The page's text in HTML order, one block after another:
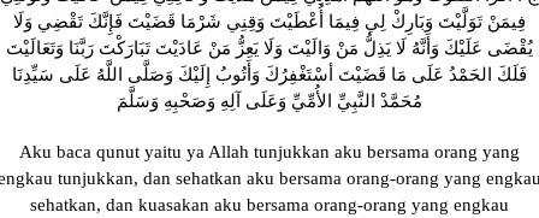
فِيمَنْ تَوَلَّيْتَ وَبَارِكْ لِي فِيمَا أُعْطَيْتَ وَقِنِي شَرْمَا قَضَيْتَ فَإِنَّكَ تَقْضِي وَلَا
يُقْضَى عَلَيْكَ وَأَنَّهُ لَا يَذِلُّ مَنْ وَالَيْتَ وَلَا يَعِزُّ مَنْ عَادَيْتَ تَبَارَكْتَ رَبَّنَا وَتَعَالَيْتَ
فَلَكَ الحَمْدُ عَلَى مَا قَضَيْتَ أسْتَغْفِرُكَ وَأَتُوبُ إِلَيْكَ وَصَلَّى اللَّهُ عَلَى سَيِّدِنَا
مُحَمَّدْ النَّبِيِّ الأُمِّيِّ وَعَلَى آلِهِ وَصَحْبِهِ وَسَلَّمَ
Aku baca qunut yaitu ya Allah tunjukkan aku bersama orang yang
tunjukkan, dan sehatkan aku bersama orang-orang yang
sehatkan, dan kuasakan aku bersama orang-orang yang engkau